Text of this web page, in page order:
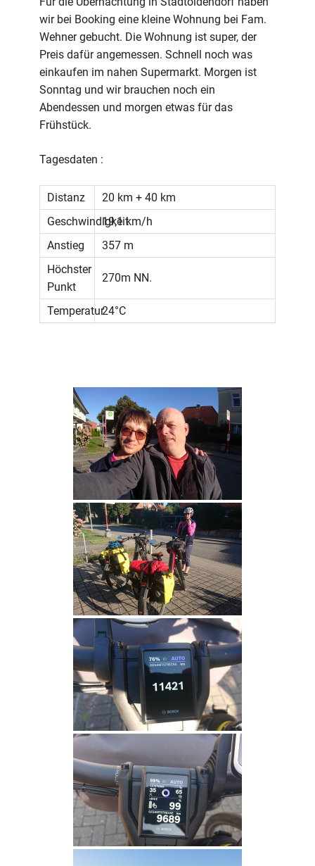
wir bei Booking eine kleine Wohnung bei Fam.
Wehner gebucht. Die Wohnung ist super, der
Preis dafür angemessen. Schnell noch was
einkaufen im nahen Supermarkt. Morgen ist
Sonntag und wir brauchen noch ein
Abendessen und morgen etwas für das
Frühstück.
Tagesdaten :
Distanz
20 km + 40 km
Geschwindigkeit19,1 km/h
Anstieg
357 m
Höchster
Punkt
270m NN.
Temperatur24°C